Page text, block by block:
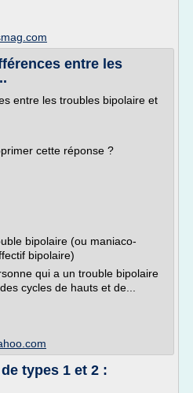
entre les
entre les troubles bipolaire et
cette réponse ?
bipolaire (ou maniaco-
bipolaire)
qui a un trouble bipolaire
cycles de hauts et de...
types 1 et 2 :